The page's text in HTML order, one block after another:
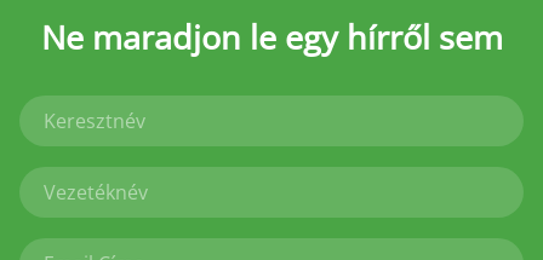
Ne maradjon le egy hírről sem